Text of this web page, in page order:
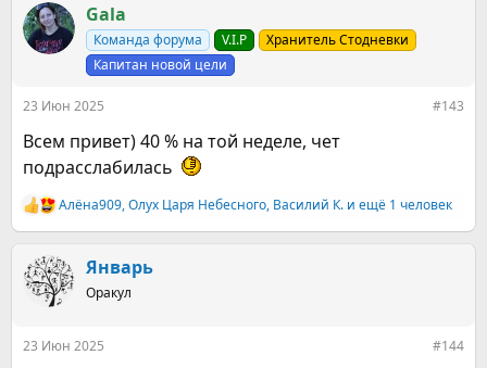
к
ц
и
Gala
Команда форума V.I.P
Хранитель Стодневки
Капитан новой цели
23 Июн 2025 #143
Всем привет) 40 % на той неделе, чет
подрасслабилась
Р
е
к
ц
Алёна909,Олух Царя Небесного, Василий К. и ещё 1 человек
Январь
Оракул
23 Июн 2025 #144